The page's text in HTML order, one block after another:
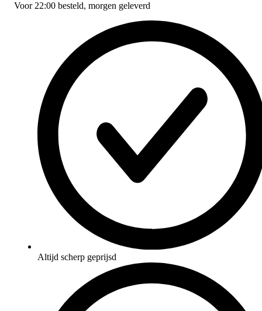
Voor 22:00 besteld, morgen geleverd
Altijd scherp geprijsd